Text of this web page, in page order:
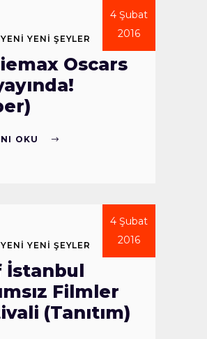
4 Şubat
2016
YENI YENI ŞEYLER
Oscars
OKU
4 Şubat
2016
YENI YENI ŞEYLER
İstanbul
Filmler
(Tanıtım)